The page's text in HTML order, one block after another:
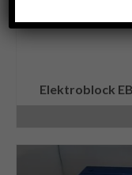
Elektroblock